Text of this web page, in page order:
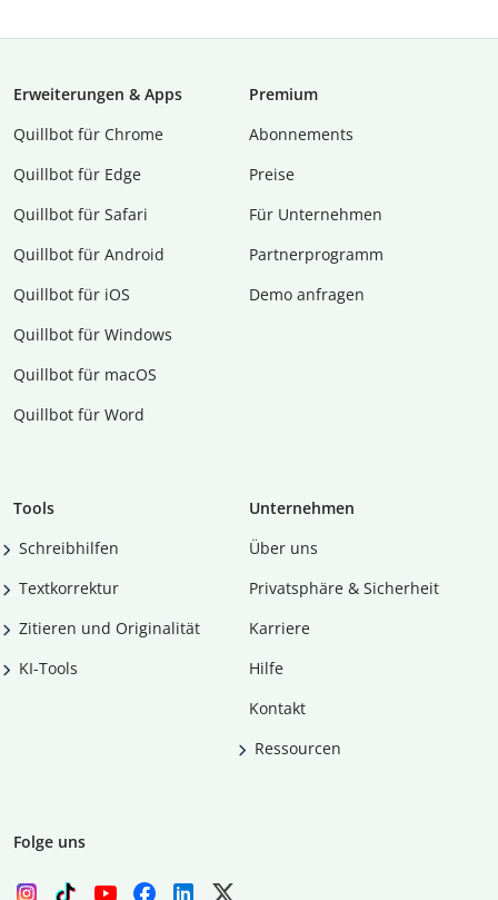
Erweiterungen & Apps
Quillbot für Chrome
Quillbot für Edge
Quillbot für Safari
Quillbot für Android
Quillbot für iOS
Quillbot für Windows
Quillbot für macOS
Quillbot für Word
Premium
Abon­ne­ments
Preise
Für Unternehmen
Partnerprogramm
Demo anfragen
Tools
Schreibhilfen
Textkorrektur
Zitieren und Originalität
KI-Tools
Unternehmen
Über uns
Privatsphäre & Sicherheit
Karriere
Hilfe
Kontakt
Ressourcen
Folge uns